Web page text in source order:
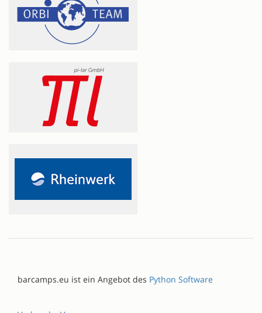
barcamps.eu ist ein Angebot des Python Software